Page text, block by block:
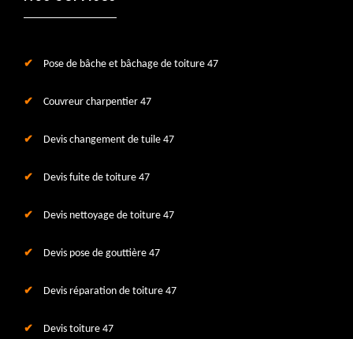
Pose de bâche et bâchage de toiture 47
Couvreur charpentier 47
Devis changement de tuile 47
Devis fuite de toiture 47
Devis nettoyage de toiture 47
Devis pose de gouttière 47
Devis réparation de toiture 47
Devis toiture 47